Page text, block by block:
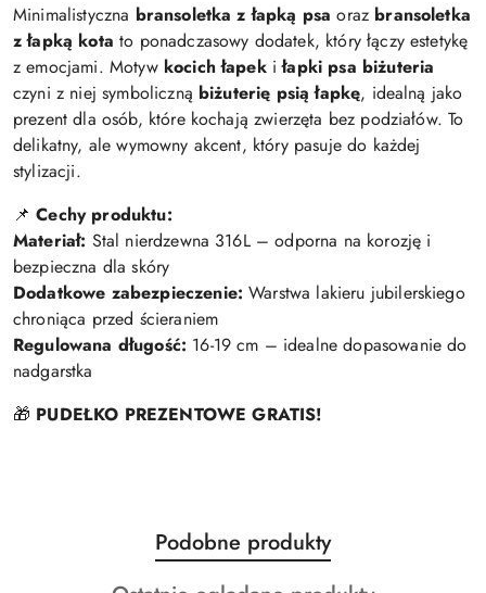
Minimalistyczna bransoletka z łapką psa oraz bransoletka
z łapką kota to ponadczasowy dodatek, który łączy estetykę
z emocjami. Motyw kocich łapekiłapki psa biżuteria
czyni z niej symboliczną biżuterię psią łapkę, idealną jako
prezent dla osób, które kochają zwierzęta bez podziałów. To
delikatny, ale wymowny akcent, który pasuje do każdej
stylizacji.
📌Cechy produktu:
Materiał: Stal nierdzewna 316L – odporna na korozję i
bezpieczna dla skóry
Dodatkowe zabezpieczenie: Warstwa lakieru jubilerskiego
chroniąca przed ścieraniem
Regulowana długość: 16-19 cm – idealne dopasowanie do
nadgarstka
🎁 PUDEŁKO PREZENTOWE GRATIS!
Pomiń karuzelę produktów
Produkty
o
Podobne produkty